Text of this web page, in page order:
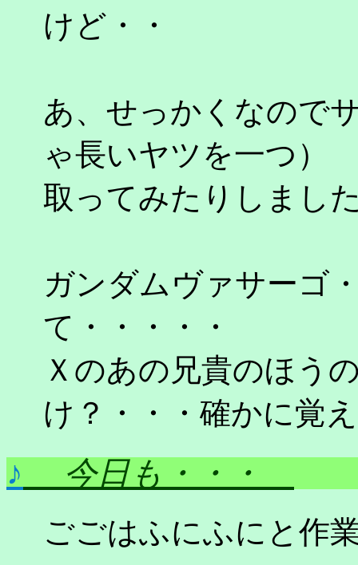
けど・・
あ、せっかくなので
ゃ長いヤツを一つ）
取ってみたりしまし
ガンダムヴァサーゴ
て・・・・・
Ｘのあの兄貴のほう
け？・・・確かに覚
♪ 今日も・・・
ごごはふにふにと作